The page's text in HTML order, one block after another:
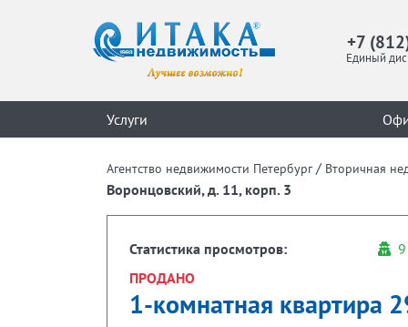
+7
Единый
Услуги
Агентство недвижимости Петербург / Вторичная
Воронцовский, д. 11, корп. 3
Статистика просмотров:
9
ПРОДАНО
1-комнатная квартира